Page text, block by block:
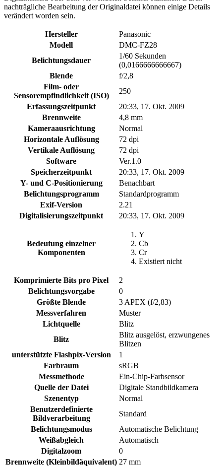
nachträgliche Bearbeitung der Originaldatei können einige Details
verändert worden sein.
Hersteller
Panasonic
Modell
DMC-FZ28
Belichtungsdauer
1/60 Sekunden
(0,0166666666667)
Blende
f/2,8
Film- oder
Sensorempfindlichkeit (ISO)
250
Erfassungszeitpunkt
20:33, 17. Okt. 2009
Brennweite
4,8 mm
Kameraausrichtung
Normal
Horizontale Auflösung
72 dpi
Vertikale Auflösung
72 dpi
Software
Ver.1.0
Speicherzeitpunkt
20:33, 17. Okt. 2009
Y- und C-Positionierung
Benachbart
Belichtungsprogramm
Standardprogramm
Exif-Version
2.21
Digitalisierungszeitpunkt
20:33, 17. Okt. 2009
Bedeutung einzelner
Komponenten
Y
Cb
Cr
Existiert nicht
Komprimierte Bits pro Pixel
2
Belichtungsvorgabe
0
Größte Blende
3 APEX (f/2,83)
Messverfahren
Muster
Lichtquelle
Blitz
Blitz
Blitz ausgelöst, erzwungenes
Blitzen
unterstützte Flashpix-Version
1
Farbraum
sRGB
Messmethode
Ein-Chip-Farbsensor
Quelle der Datei
Digitale Standbildkamera
Szenentyp
Normal
Benutzerdefinierte
Bildverarbeitung
Standard
Belichtungsmodus
Automatische Belichtung
Weißabgleich
Automatisch
Digitalzoom
0
Brennweite (Kleinbildäquivalent) 27 mm